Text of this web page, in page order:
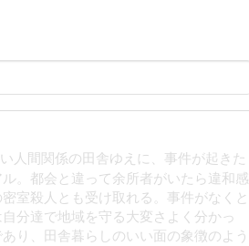
人間関係の田舎ゆえに、事件が起きた
。都会と違って余所者がいたら違和感
室殺人とも受け取れる。事件がなくと
分達で地域を守る大変さよく分かっ
り、田舎暮らしのいい面の象徴のよう